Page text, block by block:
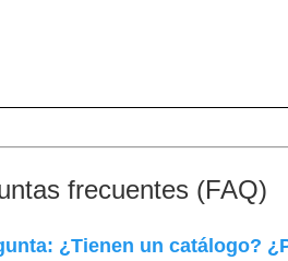
frecuentes (FAQ)
¿Tienen un catálogo?